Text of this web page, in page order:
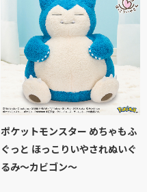
ポケットモンスター めちゃもふ
ぐっと ほっこりいやされぬいぐ
るみ～カビゴン～